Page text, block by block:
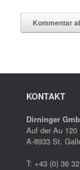
KONTAKT
Dirninger
Auf der Au 120
A-8933 St.
T: +43 (0) 36